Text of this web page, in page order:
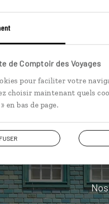
de Comptoir des Voyages
pour faciliter votre
choisir maintenant quels
en bas de page.
plus